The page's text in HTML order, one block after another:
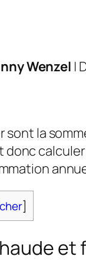
Wenzel |
sont la
]